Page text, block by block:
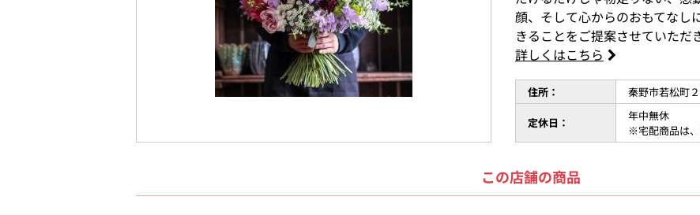
顔、そして心からのおもてなし
きることをご提案させていただ
詳しくはこちら
住所： 秦野市若松町
定休日：
年中無休
※宅配商品は、
この店舗の商品